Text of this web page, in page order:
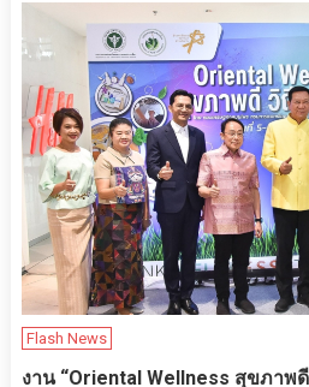
Flash News
งาน “Oriental Wellness สุขภาพ